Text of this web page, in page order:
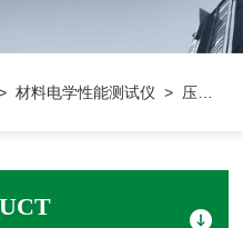
材料电学性能测试仪 > 压电阻抗分析仪